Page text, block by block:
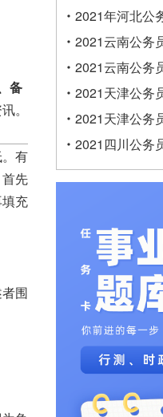
备
。
有
先
充
围
2021年河北公
2021云南公务
2021云南公务
2021天津公务
2021天津公务
2021四川公务